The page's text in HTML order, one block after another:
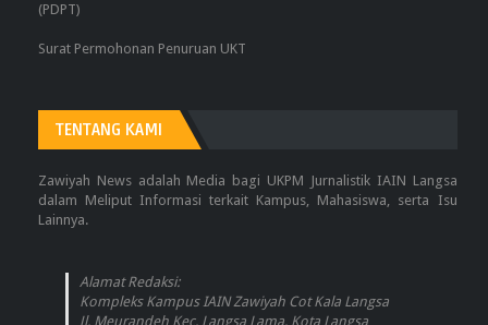
(PDPT)
Surat Permohonan Penuruan UKT
TENTANG KAMI
Zawiyah News adalah Media bagi UKPM Jurnalistik IAIN Langsa
dalam Meliput Informasi terkait Kampus, Mahasiswa, serta Isu
Lainnya.
Alamat Redaksi:
Kompleks Kampus IAIN Zawiyah Cot Kala Langsa
Jl. Meurandeh Kec. Langsa Lama, Kota Langsa